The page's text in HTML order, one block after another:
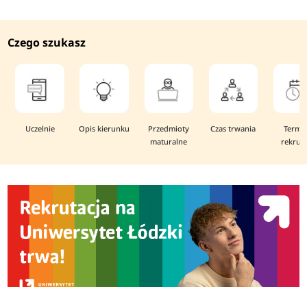
Czego szukasz
Uczelnie Opis kierunku
Przedmioty
maturalne
Czas trwania